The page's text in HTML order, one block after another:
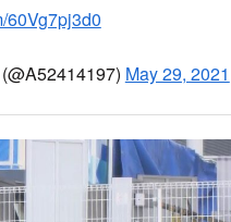
60Vg7pj3d0
May 29, 2021